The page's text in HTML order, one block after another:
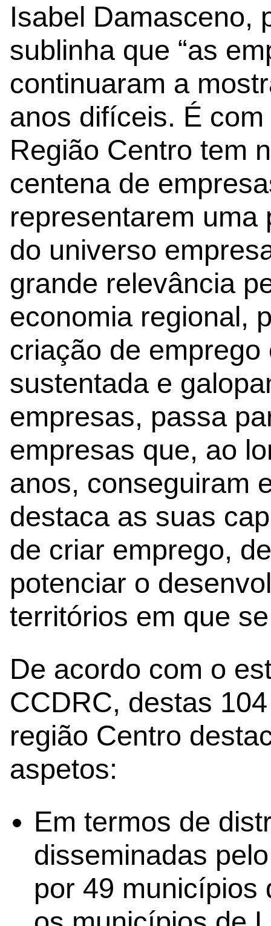
Isabel Damasceno,
sublinha que “as
continuaram a
anos difíceis. É
Região Centro tem
centena de
representarem uma
do universo
grande relevância
economia regional,
criação de
sustentada e
empresas, passa
empresas que, ao
anos, conseguiram
destaca as suas
de criar emprego,
potenciar o
territórios em que
De acordo com o
CCDRC, destas
região Centro
aspetos:
Em termos de
disseminadas
por 49 municípios